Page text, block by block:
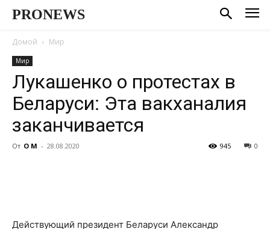
PRONEWS
Домой Мир
Мир
Лукашенко о протестах в
Беларуси: Эта вакханалия
заканчивается
От О М - 28.08.2020 0
945
Действующий президент Беларуси Александр